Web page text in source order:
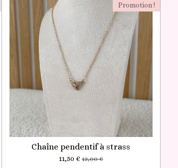
Promotion !
Chaîne pendentif à strass
11,50 € 13,00 €